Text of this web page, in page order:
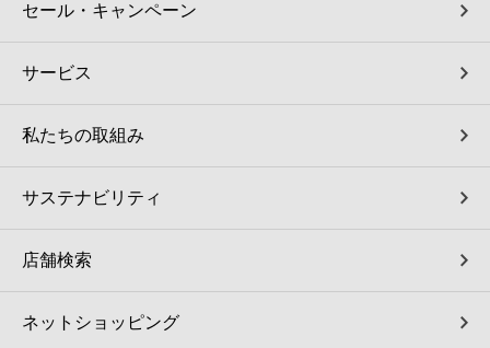
セール・キャンペーン
サービス
私たちの取組み
サステナビリティ
店舗検索
ネットショッピング